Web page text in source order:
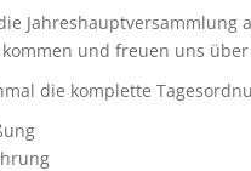
kommen und freuen uns
die komplette